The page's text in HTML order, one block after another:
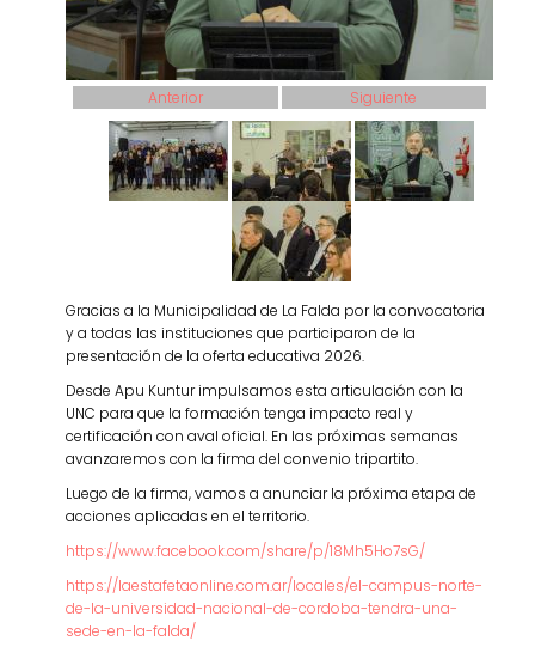
Anterior Siguiente
Gracias a la Municipalidad de La Falda por la convocatoria
y a todas las instituciones que participaron de la
presentación de la oferta educativa 2026.
Desde Apu Kuntur impulsamos esta articulación con la
UNC para que la formación tenga impacto real y
certificación con aval oficial. En las próximas semanas
avanzaremos con la firma del convenio tripartito.
Luego de la firma, vamos a anunciar la próxima etapa de
acciones aplicadas en el territorio.
https://www.facebook.com/share/p/18Mh5Ho7sG/
https://laestafetaonline.com.ar/locales/el-campus-norte-
de-la-universidad-nacional-de-cordoba-tendra-una-
sede-en-la-falda/